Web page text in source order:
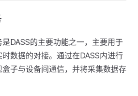
是DASS的主要功能之一，主要用于
数据的对接。通过在DASS内进行
子与设备间通信，并将采集数据存